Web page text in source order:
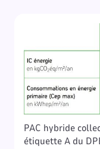
PAC hybride
étiquette A du